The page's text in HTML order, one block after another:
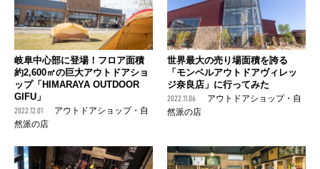
岐阜中心部に登場！フロア面積
約2,600㎡の巨大アウトドアショ
ップ「HIMARAYA OUTDOOR
GIFU」
2022.12.01
アウトドアショップ・自
然派の店
世界最大の売り場面積を誇る
「モンベルアウトドアヴィレッ
ジ奈良店」に行ってみた
2022.11.06
アウトドアショップ・自
然派の店